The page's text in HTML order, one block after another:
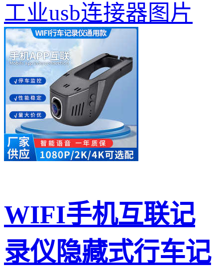
工业usb连接器图片
WIFI手机互联记
录仪隐藏式行车记